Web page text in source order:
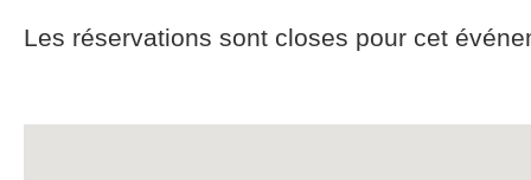
Les réservations sont closes pour cet